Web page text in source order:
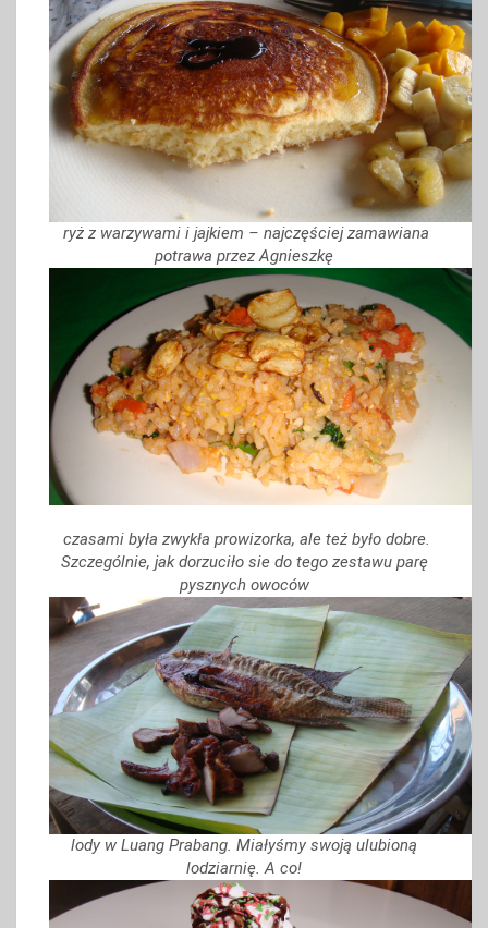
ryż z warzywami i jajkiem – najczęściej zamawiana
potrawa przez Agnieszkę
czasami była zwykła prowizorka, ale też było dobre.
Szczególnie, jak dorzuciło sie do tego zestawu parę
pysznych owoców
lody w Luang Prabang. Miałyśmy swoją ulubioną
lodziarnię. A co!